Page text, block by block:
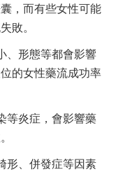
，而有些女性可能
敗。
、形態等都會影響
的女性藥流成功率
等炎症，會影響藥
形、併發症等因素